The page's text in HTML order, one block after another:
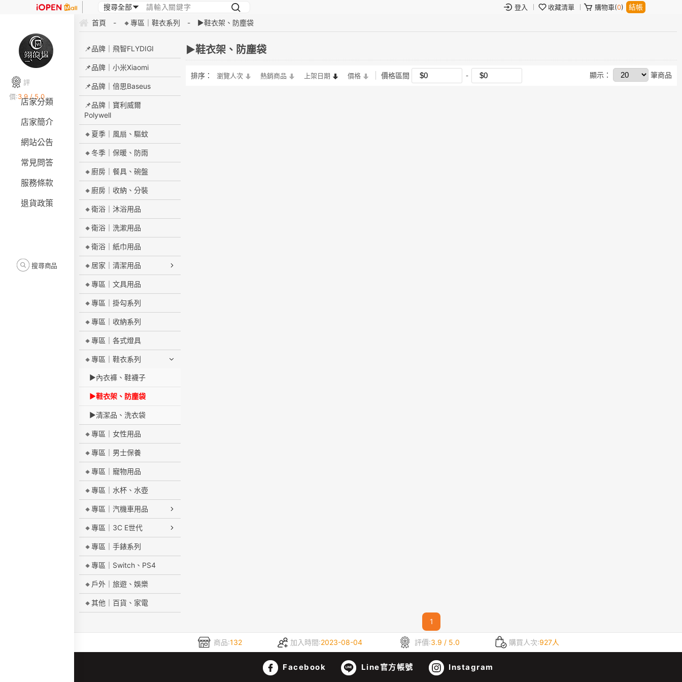
登入 收藏清單 購物車(0) 結帳
評
價:3.9 / 5.0
搜尋商品
店家分類
店家簡介
網站公告
常見問答
服務條款
退貨政策
首頁 - 🔸專區｜鞋衣系列 - ▶鞋衣架、防塵袋
📌品牌｜飛智FLYDIGI
📌品牌｜小米Xiaomi
📌品牌｜倍思Baseus
📌品牌｜寶利威爾
Polywell
🔸夏季｜風扇、驅蚊
🔸冬季｜保暖、防雨
🔸廚房｜餐具、碗盤
🔸廚房｜收納、分裝
🔸衛浴｜沐浴用品
🔸衛浴｜洗漱用品
🔸衛浴｜紙巾用品
🔸居家｜清潔用品
🔸專區｜文具用品
🔸專區｜掛勾系列
🔸專區｜收納系列
🔸專區｜各式燈具
🔸專區｜鞋衣系列
▶內衣褲、鞋襪子
▶鞋衣架、防塵袋
▶清潔品、洗衣袋
🔸專區｜女性用品
🔸專區｜男士保養
🔸專區｜寵物用品
🔸專區｜水杯、水壺
🔸專區｜汽機車用品
🔸專區｜3C E世代
🔸專區｜手錶系列
🔸專區｜Switch、PS4
🔸戶外｜旅遊、娛樂
🔸其他｜百貨、家電
▶鞋衣架、防塵袋
排序： 瀏覽人次 熱銷商品 上架日期 價格 價格區間 顯示： 筆商品
1
商品:132 加入時間:2023-08-04 評價:3.9 / 5.0 購買人次:927人
Facebook Line官方帳號 Instagram